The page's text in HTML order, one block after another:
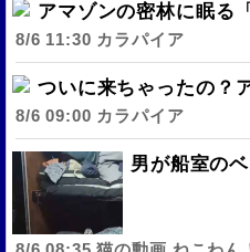
アマゾンの密林に眠る
8/6 11:30 カラパイア
ついに来ちゃったの？
8/6 09:00 カラパイア
男が船室の